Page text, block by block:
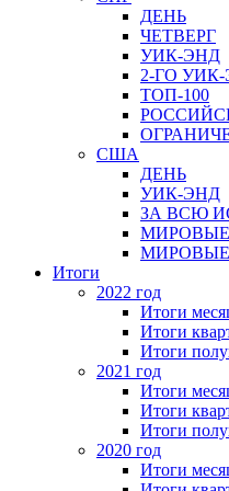
ДЕНЬ
ЧЕТВЕРГ
УИК-ЭНД
2-ГО
ТОП-100
США
ДЕНЬ
УИК-ЭНД
ЗА ВСЮ
МИРОВЫЕ
Итоги
2022 год
Итоги
Итоги
Итоги
2021 год
Итоги
Итоги
Итоги
2020 год
Итоги